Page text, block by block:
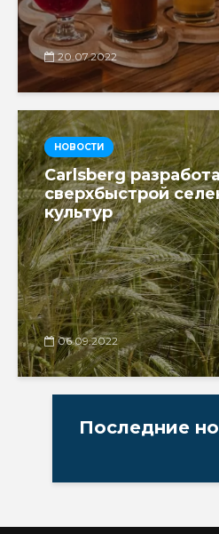
20.07.2022
НОВОСТИ
Carlsberg
сверхбыстрой
культур
06.09.2022
Последние